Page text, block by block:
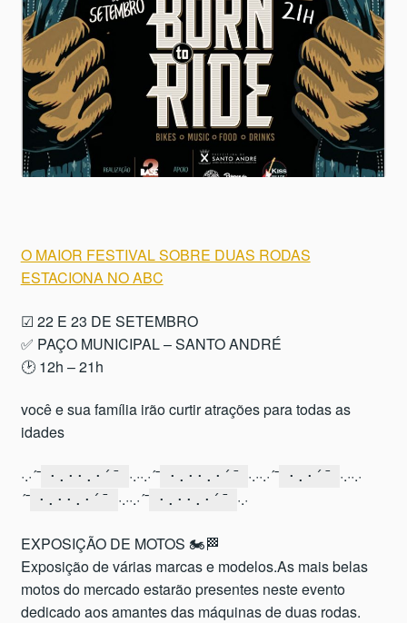
O MAIOR FESTIVAL SOBRE DUAS RODAS
ESTACIONA NO ABC
☑ 22 E 23 DE SETEMBRO
✅ PAÇO MUNICIPAL – SANTO ANDRÉ
🕑 12h – 21h
você e sua família irão curtir atrações para todas as
idades
·.·´¯ ·.··.·´¯ ·.··.·´¯ ·.··.·´¯ ·.··.·´¯ ·.·´¯ ·.··.·
´¯ ·.··.·´¯ ·.··.·´¯ ·.··.·´¯ ·.·
EXPOSIÇÃO DE MOTOS 🏍🏁
Exposição de várias marcas e modelos.As mais belas
motos do mercado estarão presentes neste evento
dedicado aos amantes das máquinas de duas rodas.